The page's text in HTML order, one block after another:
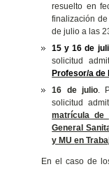
resuelto en
finalización
de julio a las
15 y 16 de
solicitud
Profesor/a de
16 de julio.
solicitud
matrícula de
General
y MUen
En el caso de